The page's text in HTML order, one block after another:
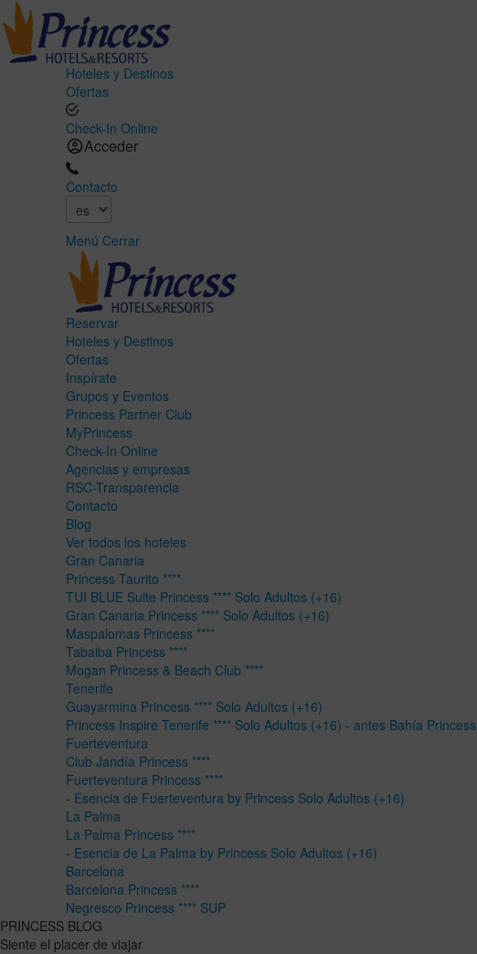
Hoteles y Destinos
Ofertas
Check-In Online
Acceder
Contacto
Menú Cerrar
Reservar
Hoteles y Destinos
Ofertas
Inspírate
Grupos y Eventos
Princess Partner Club
MyPrincess
Check-In Online
Agencias y empresas
RSC-Transparencia
Contacto
Blog
Ver todos los hoteles
Gran Canaria
Princess Taurito ****
TUI BLUE Suite Princess **** Solo Adultos (+16)
Gran Canaria Princess **** Solo Adultos (+16)
Maspalomas Princess ****
Tabaiba Princess ****
Mogan Princess & Beach Club ****
Tenerife
Guayarmina Princess **** Solo Adultos (+16)
Princess Inspire Tenerife **** Solo Adultos (+16) - antes Bahía Princess
Fuerteventura
Club Jandía Princess ****
Fuerteventura Princess ****
- Esencia de Fuerteventura by Princess Solo Adultos (+16)
La Palma
La Palma Princess ****
- Esencia de La Palma by Princess Solo Adultos (+16)
Barcelona
Barcelona Princess ****
Negresco Princess **** SUP
PRINCESS BLOG
Siente el placer de viajar